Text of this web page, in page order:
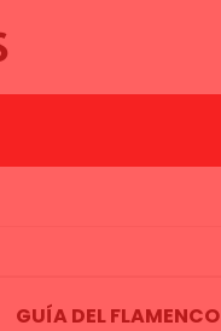
GUÍA DEL FLAMENCO